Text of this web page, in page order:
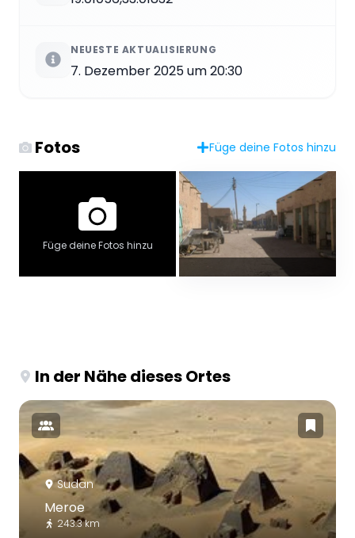
NEUESTE AKTUALISIERUNG
7. Dezember 2025 um 20:30
Fotos Füge deine Fotos hinzu
Füge deine Fotos hinzu
In der Nähe dieses Ortes
Sudan
Meroe
243.3 km